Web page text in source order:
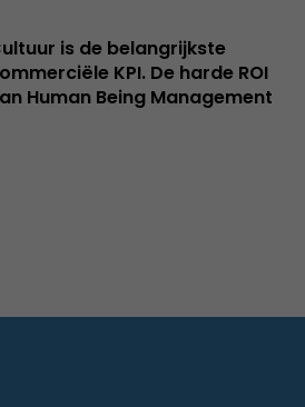
is de belangrijkste
KPI. De harde ROI
Human Being Management